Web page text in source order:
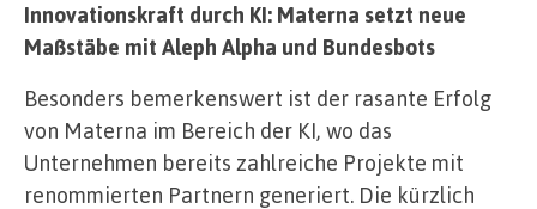
Innovationskraft durch KI: Materna setzt neue
Maßstäbe mit Aleph Alpha und Bundesbots
Besonders bemerkenswert ist der rasante Erfolg
von Materna im Bereich der KI, wo das
Unternehmen bereits zahlreiche Projekte mit
renommierten Partnern generiert. Die kürzlich